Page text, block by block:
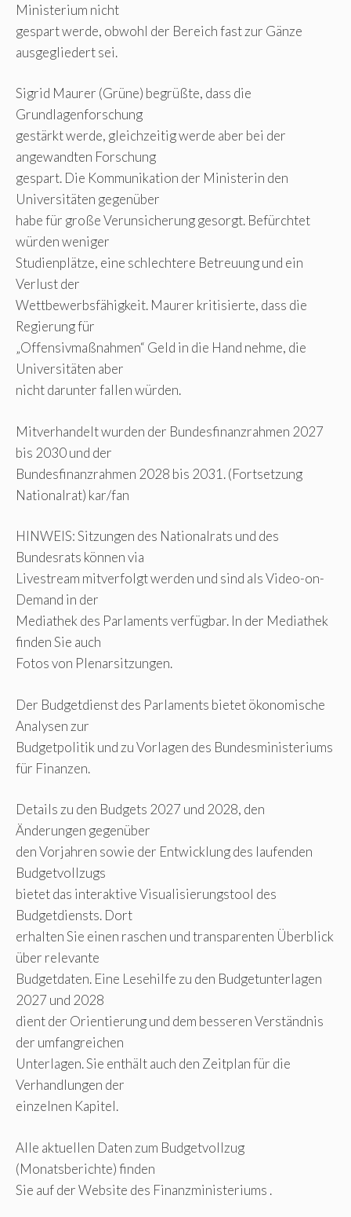
Ministerium nicht
gespart werde, obwohl der Bereich fast zur Gänze
ausgegliedert sei.
Sigrid Maurer (Grüne) begrüßte, dass die
Grundlagenforschung
gestärkt werde, gleichzeitig werde aber bei der
angewandten Forschung
gespart. Die Kommunikation der Ministerin den
Universitäten gegenüber
habe für große Verunsicherung gesorgt. Befürchtet
würden weniger
Studienplätze, eine schlechtere Betreuung und ein
Verlust der
Wettbewerbsfähigkeit. Maurer kritisierte, dass die
Regierung für
„Offensivmaßnahmen“ Geld in die Hand nehme, die
Universitäten aber
nicht darunter fallen würden.
Mitverhandelt wurden der Bundesfinanzrahmen 2027
bis 2030 und der
Bundesfinanzrahmen 2028 bis 2031. (Fortsetzung
Nationalrat) kar/fan
HINWEIS: Sitzungen des Nationalrats und des
Bundesrats können via
Livestream mitverfolgt werden und sind als Video-on-
Demand in der
Mediathek des Parlaments verfügbar. In der Mediathek
finden Sie auch
Fotos von Plenarsitzungen.
Der Budgetdienst des Parlaments bietet ökonomische
Analysen zur
Budgetpolitik und zu Vorlagen des Bundesministeriums
für Finanzen.
Details zu den Budgets 2027 und 2028, den
Änderungen gegenüber
den Vorjahren sowie der Entwicklung des laufenden
Budgetvollzugs
bietet das interaktive Visualisierungstool des
Budgetdiensts. Dort
erhalten Sie einen raschen und transparenten Überblick
über relevante
Budgetdaten. Eine Lesehilfe zu den Budgetunterlagen
2027 und 2028
dient der Orientierung und dem besseren Verständnis
der umfangreichen
Unterlagen. Sie enthält auch den Zeitplan für die
Verhandlungen der
einzelnen Kapitel.
Alle aktuellen Daten zum Budgetvollzug
(Monatsberichte) finden
Sie auf der Website des Finanzministeriums .